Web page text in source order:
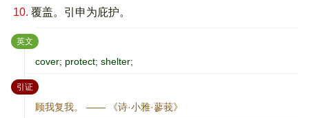
10. 覆盖。引申为庇护。
英文 ：
cover; protect; shelter;
引证：
顾我复我。 —— 《诗·小雅·蓼莪》